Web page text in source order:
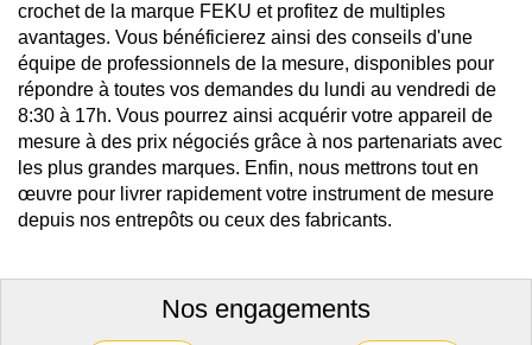
crochet de la marque FEKU et profitez de multiples
avantages. Vous bénéficierez ainsi des conseils d'une
équipe de professionnels de la mesure, disponibles pour
répondre à toutes vos demandes du lundi au vendredi de
8:30 à 17h. Vous pourrez ainsi acquérir votre appareil de
mesure à des prix négociés grâce à nos partenariats avec
les plus grandes marques. Enfin, nous mettrons tout en
œuvre pour livrer rapidement votre instrument de mesure
depuis nos entrepôts ou ceux des fabricants.
Nos engagements